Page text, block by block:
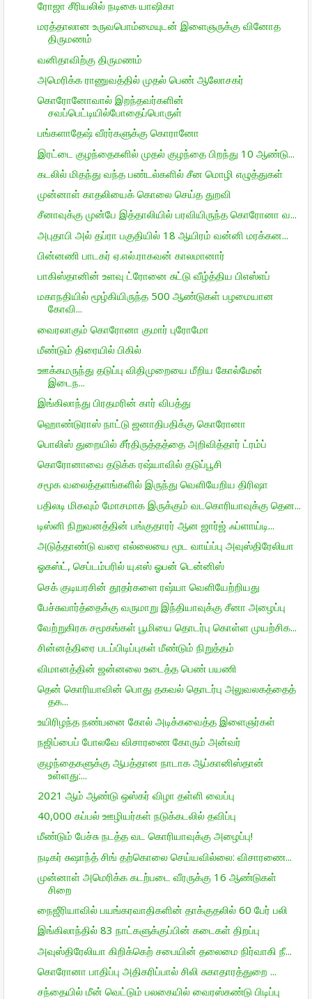
ரோஜா சீரியலில் நடிகை யாஷிகா
மரத்தாலான உருவபொம்மையுடன் இளைஞருக்கு வினோத
திருமணம்
வனிதாவிற்கு திருமணம்
அமெரிக்க ராணுவத்தில் முதல் பெண் ஆலோசகர்
கொரோனோவால் இறந்தவர்களின்
சவப்பெட்டியில்போதைப்பொருள்
பங்களாதேஷ் வீரர்களுக்கு கொரானோ
இரட்டை குழந்தைகளில் முதல் குழந்தை பிறந்து 10 ஆண்டு...
கடலில் மிதந்து வந்த பண்டல்களில் சீன மொழி எழுத்துகள்
முன்னாள் காதலியைக் கொலை செய்த துறவி
சீனாவுக்கு முன்பே இத்தாலியில் பரவியிருந்த கொரோனா வ...
அபுதாபி அல் தப்ரா பகுதியில் 18 ஆயிரம் வன்னி மரக்கன...
பின்னணி பாடகர் ஏ.எல்.ராகவன் காலமானார்
பாகிஸ்தானின் உளவு ட்ரோனை சுட்டு வீழ்த்திய பிஎஸ்எப்
மகாநதியில் மூழ்கியிருந்த 500 ஆண்டுகள் பழமையான
கோவி...
வைரலாகும் கொரோனா குமார் புரோமோ
மீண்டும் திரையில் பிகில்
ஊக்கமருந்து தடுப்பு விதிமுறையை மீறிய கோல்மேன்
இடைந...
இங்கிலாந்து பிரதமரின் கார் விபத்து
ஹொண்டுராஸ் நாட்டு ஜனாதிபதிக்கு கொரோனா
பொலிஸ் துறையில் சீர்திருத்தத்தை அறிவித்தார் ட்ரம்ப்
கொரோனாவை தடுக்க ரஷ்யாவில் தடுப்பூசி
சமூக வலைத்தளங்களில் இருந்து வெளியேறிய திரிஷா
பதிலடி மிகவும் மோசமாக இருக்கும் வடகொரியாவுக்கு தென...
டிஸ்னி நிறுவனத்தின் பங்குதாரர் ஆன ஜார்ஜ் ஃப்ளாய்டி...
அடுத்தாண்டு வரை எல்லையை மூட வாய்ப்பு அவுஸ்திரேலியா
ஓகஸ்ட், செப்டம்பரில் யு.எஸ் ஓபன் டென்னிஸ்
செக் குடியரசின் தூதர்களை ரஷ்யா வெளியேற்றியது
பேச்சுவார்த்தைக்கு வருமாறு இந்தியாவுக்கு சீனா அழைப்பு
வேற்றுகிரக சமூகங்கள் பூமியை தொடர்பு கொள்ள முயற்சிக...
சின்னத்திரை படப்பிடிப்புகள் மீண்டும் நிறுத்தம்
விமானத்தின் ஜன்னலை உடைத்த பெண் பயணி
தென் கொரியாவின் பொது தகவல் தொடர்பு அலுவலகத்தைத்
தக...
உயிரிழந்த நண்பனை கோல் அடிக்கவைத்த இளைஞர்கள்
நஜிப்பைப் போலவே விசாரணை கோரும் அன்வர்
குழந்தைகளுக்கு ஆபத்தான நாடாக ஆப்கானிஸ்தான்
உள்ளது:...
2021 ஆம் ஆண்டு ஒஸ்கர் விழா தள்ளி வைப்பு
40,000 கப்பல் ஊழியர்கள் நடுக்கடலில் தவிப்பு
மீண்டும் பேச்சு நடத்த வட கொரியாவுக்கு அழைப்பு!
நடிகர் சுஷாந்த் சிங் தற்கொலை செய்யவில்லை: விசாரணை...
முன்னாள் அமெரிக்க கடற்படை வீரருக்கு 16 ஆண்டுகள்
சிறை
நைஜீரியாவில் பயங்கரவாதிகளின் தாக்குதலில் 60 பேர் பலி
இங்கிலாந்தில் 83 நாட்களுக்குப்பின் கடைகள் திறப்பு
அவுஸ்திரேலியா கிறிக்கெற் சபையின் தலைமை நிர்வாகி நீ...
கொரோனா பாதிப்பு அதிகரிப்பால் சிலி சுகாதாரத்துறை ...
சந்தையில் மீன் வெட்டும் பலகையில் வைரஸ்கண்டு பிடிப்பு